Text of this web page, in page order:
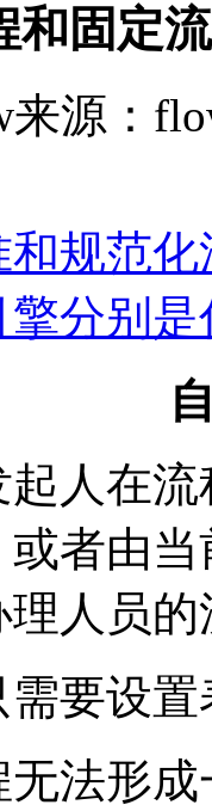
和固定
来源：
规范
分别
起人在
者由
人员的
要设
法形